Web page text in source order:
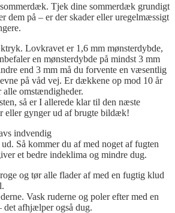
Tjek dine sommerdæk grundigt
dem på – er der skader eller uregelmæssigt
Lovkravet er 1,6 mm mønsterdybde,
en mønsterdybde på mindst 3 mm
end 3 mm må du forvente en væsentlig
på våd vej. Er dækkene op mod 10 år
alle omstændigheder.
så er I allerede klar til den næste
eller gynger ud af brugte bildæk!
indvendig
Så kommer du af med noget af fugten
et bedre indeklima og mindre dug.
og tør alle flader af med en fugtig klud
Vask ruderne og poler efter med en
det afhjælper også dug.